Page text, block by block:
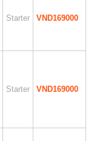
Starter VND169000
Starter VND169000